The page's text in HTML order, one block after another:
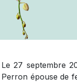
Le 27 septembre
Perron épouse de